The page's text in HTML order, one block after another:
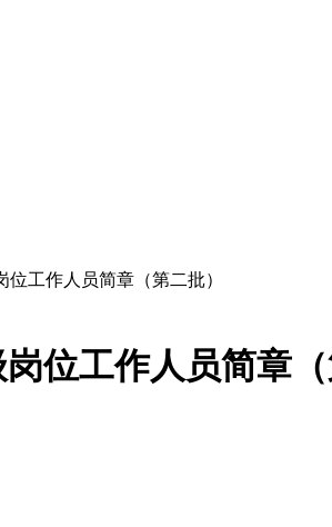
工作人员简章（第二批）
位工作人员简章（